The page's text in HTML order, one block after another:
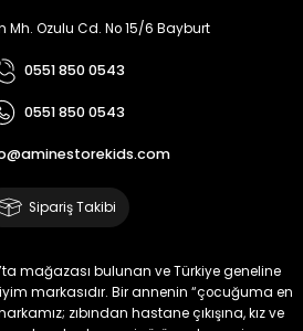
Şortlu Takım
Şortlu Takım
Mh. Ozulu Cd. No 15/6 Bayburt
0551 850 0543
0551 850 0543
Sipariş Takibi
mağazası bulunan ve Türkiye geneline
markasıdır. Bir annenin “çocuğuma en
zıbından hastane çıkışına, kız ve